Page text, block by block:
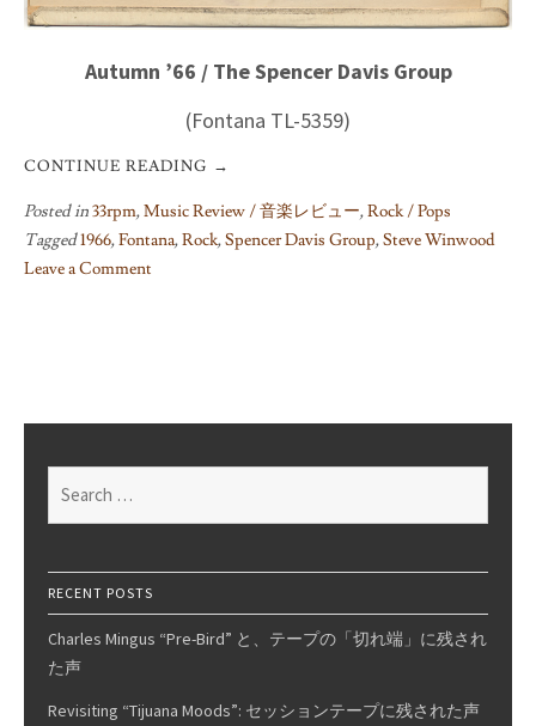
Autumn ’66 / The Spencer Davis Group
(Fontana TL-5359)
CONTINUE READING →
Posted in33rpm,Music Review / 音楽レビュー,Rock / Pops
Tagged1966,Fontana,Rock,Spencer Davis Group,Steve Winwood
Leave a Comment
Davis
Group
for:
RECENT POSTS
Charles Mingus “Pre-Bird” と、テープの「切れ端」に残され
た声
Revisiting “Tijuana Moods”: セッションテープに残された声